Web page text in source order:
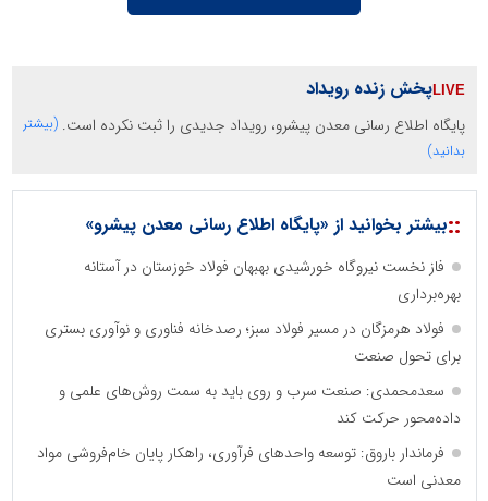
پخش زنده رویداد
پایگاه اطلاع رسانی معدن پیشرو، رویداد جدیدی را ثبت نکرده است. (بیشتر
بدانید)
::بیشتر بخوانید از «پایگاه اطلاع رسانی معدن پیشرو»
فاز نخست نیروگاه خورشیدی بهبهان فولاد خوزستان در آستانه
بهره‌برداری
فولاد هرمزگان در مسیر فولاد سبز؛ رصدخانه فناوری و نوآوری بستری
برای تحول صنعت
سعدمحمدی: صنعت سرب و روی باید به سمت روش‌های علمی و
داده‌محور حرکت کند
فرماندار باروق: توسعه واحدهای فرآوری، راهکار پایان خام‌فروشی مواد
معدنی است